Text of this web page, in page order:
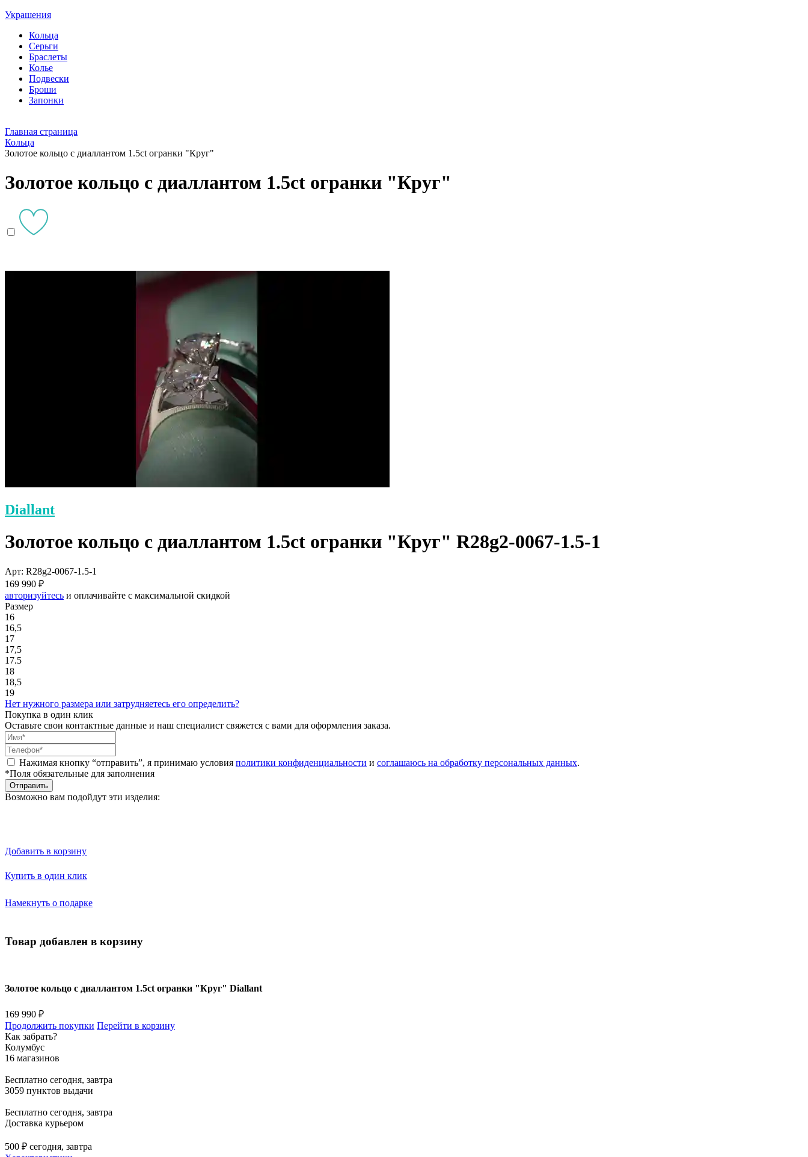
Украшения
Кольца
Серьги
Браслеты
Колье
Подвески
Броши
Запонки
Главная страница
Кольца
Золотое кольцо с диаллантом 1.5ct огранки "Круг"
Золотое кольцо с диаллантом 1.5ct огранки "Круг"
Diallant
Золотое кольцо с диаллантом 1.5ct огранки "Круг" R28g2-0067-1.5-1
Арт: R28g2-0067-1.5-1
169 990 ₽
авторизуйтесь и оплачивайте с максимальной скидкой
Размер
16
16,5
17
17,5
17.5
18
18,5
19
Нет нужного размера или затрудняетесь его определить?
Покупка в один клик
Оставьте свои контактные данные и наш специалист свяжется с вами для оформления заказа.
Нажимая кнопку “отправить”, я принимаю условия политики конфиденциальности и соглашаюсь на обработку персональных данных.
*Поля обязательные для заполнения
Отправить
Возможно вам подойдут эти изделия:
Добавить в корзину
Купить в один клик
Намекнуть о подарке
Товар добавлен в корзину
Золотое кольцо с диаллантом 1.5ct огранки "Круг" Diallant
169 990 ₽
Продолжить покупки Перейти в корзину
Как забрать?
Колумбус
16 магазинов
Бесплатно сегодня, завтра
3059 пунктов выдачи
Бесплатно сегодня, завтра
Доставка курьером
500 ₽ сегодня, завтра